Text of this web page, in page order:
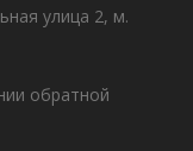
улица 2, м.
обратной